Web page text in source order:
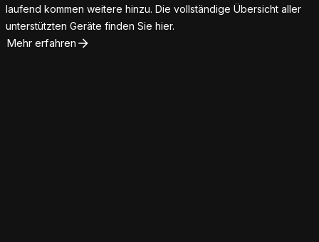
laufend kommen weitere hinzu. Die vollständige Übersicht aller
unterstützten Geräte finden Sie hier.
Mehr erfahren